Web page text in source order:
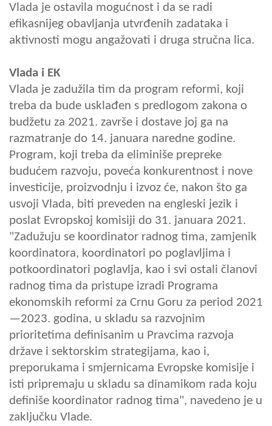
Vlada je ostavila mogućnost i da se radi
efikasnijeg obavljanja utvrđenih zadataka i
aktivnosti mogu angažovati i druga stručna lica.
Vlada i EK
Vlada je zadužila tim da program reformi, koji
treba da bude usklađen s predlogom zakona o
budžetu za 2021. završe i dostave joj ga na
razmatranje do 14. januara naredne godine.
Program, koji treba da eliminiše prepreke
budućem razvoju, poveća konkurentnost i nove
investicije, proizvodnju i izvoz će, nakon što ga
usvoji Vlada, biti preveden na engleski jezik i
poslat Evropskoj komisiji do 31. januara 2021.
"Zadužuju se koordinator radnog tima, zamjenik
koordinatora, koordinatori po poglavljima i
potkoordinatori poglavlja, kao i svi ostali članovi
radnog tima da pristupe izradi Programa
ekonomskih reformi za Crnu Goru za period 2021
—2023. godina, u skladu sa razvojnim
prioritetima definisanim u Pravcima razvoja
države i sektorskim strategijama, kao i,
preporukama i smjernicama Evropske komisije i
isti pripremaju u skladu sa dinamikom rada koju
definiše koordinator radnog tima", navedeno je u
zaključku Vlade.